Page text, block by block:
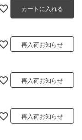
カートに入れる
再入荷お知らせ
再入荷お知らせ
再入荷お知らせ